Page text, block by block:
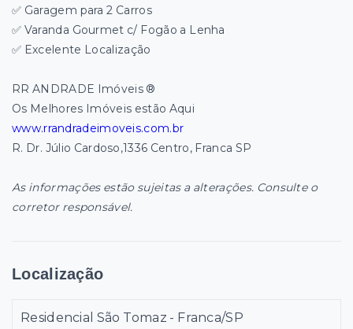
✅ Garagem para 2 Carros
✅ Varanda Gourmet c/ Fogão a Lenha
✅ Excelente Localização
RR ANDRADE Imóveis ®
Os Melhores Imóveis estão Aqui
www.rrandradeimoveis.com.br
R. Dr. Júlio Cardoso,1336 Centro, Franca SP
As informações estão sujeitas a alterações. Consulte o
corretor responsável.
Localização
Residencial São Tomaz - Franca/SP